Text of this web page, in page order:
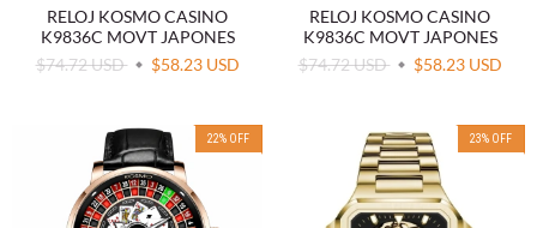
RELOJ KOSMO CASINO
K9836C MOVT JAPONES
$74.72 USD
$58.23 USD
RELOJ KOSMO CASINO
K9836C MOVT JAPONES
$74.72 USD
$58.23 USD
22% OFF 23% OFF